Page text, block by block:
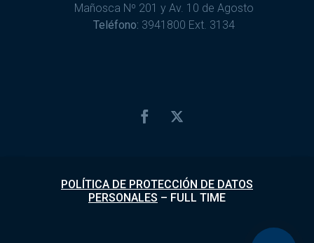
Mañosca Nº 201 y Av. 10 de Agosto
Teléfono: 3941800 Ext. 3134
POLÍTICA DE PROTECCIÓN DE DATOS
PERSONALES – FULL TIME